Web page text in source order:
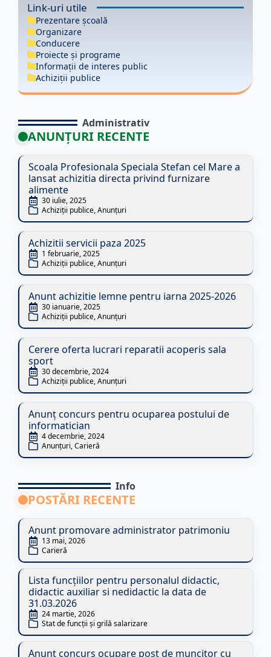
Link-uri utile
Prezentare școală
Organizare
Conducere
Proiecte și programe
Informații de interes public
Achiziții publice
Administrativ
ANUNȚURI RECENTE
Scoala Profesionala Speciala Stefan cel Mare a
lansat achizitia directa privind furnizare
alimente
30 iulie, 2025
Achiziții publice Anunțuri
Achizitii servicii paza 2025
1 februarie, 2025
Achiziții publice Anunțuri
Anunt achizitie lemne pentru iarna 2025-2026
30 ianuarie, 2025
Achiziții publice Anunțuri
Cerere oferta lucrari reparatii acoperis sala
sport
30 decembrie, 2024
Achiziții publice Anunțuri
Anunț concurs pentru ocuparea postului de
informatician
4 decembrie, 2024
Anunțuri Carieră
Info
POSTĂRI RECENTE
Anunt promovare administrator patrimoniu
13 mai, 2026
Carieră
Lista funcțiilor pentru personalul didactic,
didactic auxiliar si nedidactic la data de
31.03.2026
24 martie, 2026
Stat de funcții și grilă salarizare
Anunt concurs ocupare post de muncitor cu